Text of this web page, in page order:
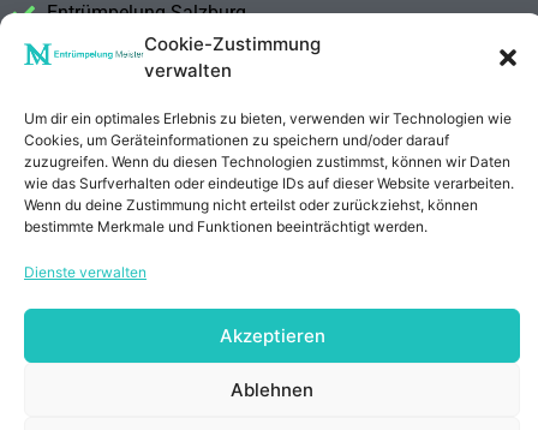
Cookie-Zustimmung
verwalten
Um dir ein optimales Erlebnis zu bieten, verwenden wir Technologien wie
Cookies, um Geräteinformationen zu speichern und/oder darauf
zuzugreifen. Wenn du diesen Technologien zustimmst, können wir Daten
wie das Surfverhalten oder eindeutige IDs auf dieser Website verarbeiten.
Wenn du deine Zustimmung nicht erteilst oder zurückziehst, können
bestimmte Merkmale und Funktionen beeinträchtigt werden.
Dienste verwalten
Akzeptieren
Ablehnen
Entrümpelung Salzburg
Entrümpelung Vorarlberg
Entrümpelung Steiermark
Kontakt
Impressum
Datenschutzerklärung